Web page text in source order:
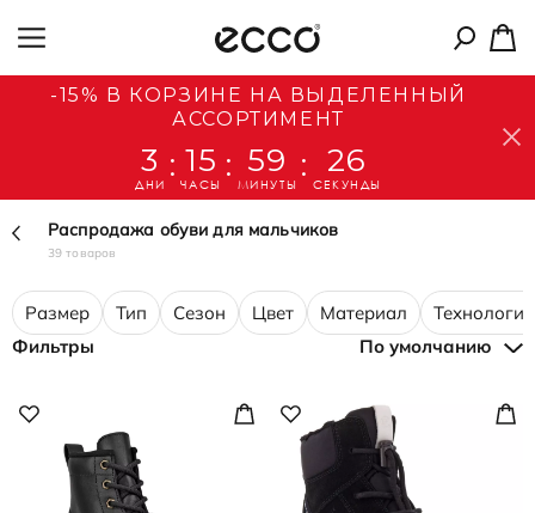
-15% В КОРЗИНЕ НА ВЫДЕЛЕННЫЙ
АССОРТИМЕНТ
3
ДНИ
: 15
ЧАСЫ
: 59
МИНУТЫ
: 25
СЕКУНДЫ
Распродажа обуви для мальчиков
39 товаров
Размер Тип Сезон Цвет Материал
Технологии
Фильтры
По умолчанию